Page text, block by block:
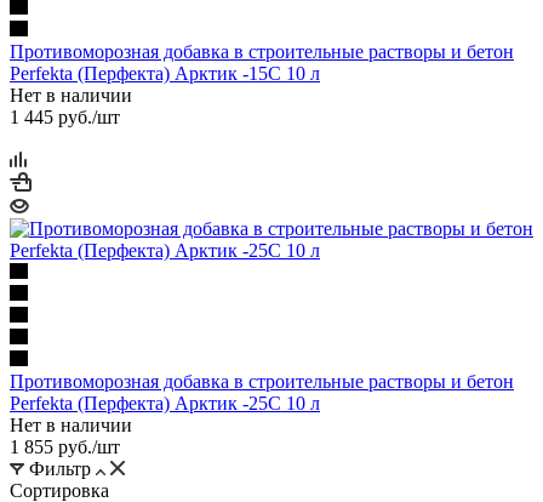
Противоморозная добавка в строительные растворы и бетон
Perfekta (Перфекта) Арктик -15С 10 л
Нет в наличии
1 445 руб./шт
Противоморозная добавка в строительные растворы и бетон
Perfekta (Перфекта) Арктик -25С 10 л
Нет в наличии
1 855 руб./шт
Фильтр
Сортировка